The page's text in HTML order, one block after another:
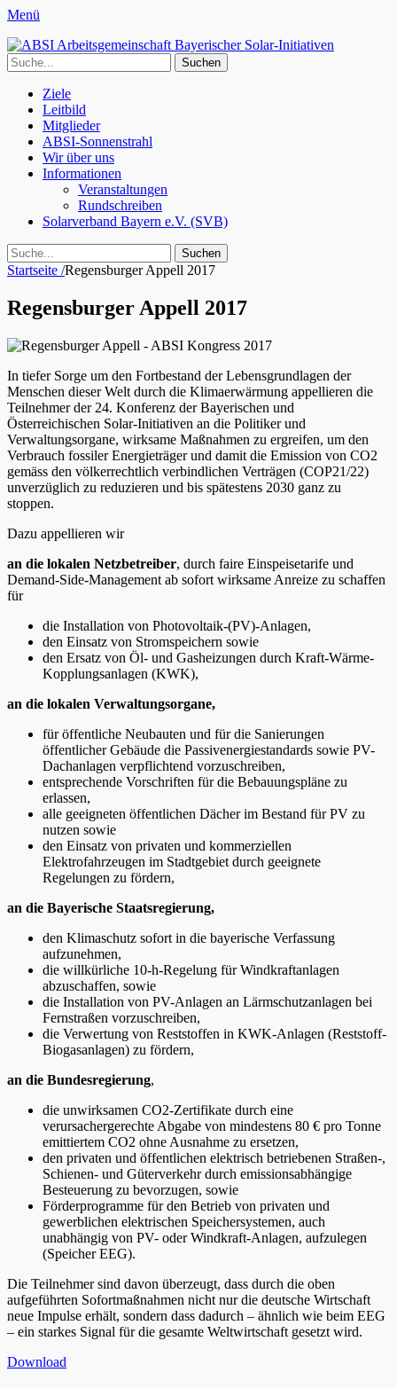
Menü
ABSI Arbeitsgemeinschaft Bayerischer Solar-Initiativen
100% Erneuerbare Energien
Suche
für:
Erstes
Menü
Zum
Inhalt:
Ziele
Leitbild
Mitglieder
ABSI-Sonnenstrahl
Wir über uns
Informationen
Veranstaltungen
Rundschreiben
Solarverband Bayern e.V. (SVB)
Search
Suche
für:
Startseite /Regensburger Appell 2017
Regensburger Appell 2017
In tiefer Sorge um den Fortbestand der Lebensgrundlagen der
Menschen dieser Welt durch die Klimaerwärmung appellieren die
Teilnehmer der 24. Konferenz der Bayerischen und
Österreichischen Solar-Initiativen an die Politiker und
Verwaltungsorgane, wirksame Maßnahmen zu ergreifen, um den
Verbrauch fossiler Energieträger und damit die Emission von CO2
gemäss den völkerrechtlich verbindlichen Verträgen (COP21/22)
unverzüglich zu reduzieren und bis spätestens 2030 ganz zu
stoppen.
Dazu appellieren wir
an die lokalen Netzbetreiber, durch faire Einspeisetarife und
Demand-Side-Management ab sofort wirksame Anreize zu schaffen
für
die Installation von Photovoltaik-(PV)-Anlagen,
den Einsatz von Stromspeichern sowie
den Ersatz von Öl- und Gasheizungen durch Kraft-Wärme-
Kopplungsanlagen (KWK),
an die lokalen Verwaltungsorgane,
für öffentliche Neubauten und für die Sanierungen
öffentlicher Gebäude die Passivenergiestandards sowie PV-
Dachanlagen verpflichtend vorzuschreiben,
entsprechende Vorschriften für die Bebauungspläne zu
erlassen,
alle geeigneten öffentlichen Dächer im Bestand für PV zu
nutzen sowie
den Einsatz von privaten und kommerziellen
Elektrofahrzeugen im Stadtgebiet durch geeignete
Regelungen zu fördern,
an die Bayerische Staatsregierung,
den Klimaschutz sofort in die bayerische Verfassung
aufzunehmen,
die willkürliche 10-h-Regelung für Windkraftanlagen
abzuschaffen, sowie
die Installation von PV-Anlagen an Lärmschutzanlagen bei
Fernstraßen vorzuschreiben,
die Verwertung von Reststoffen in KWK-Anlagen (Reststoff-
Biogasanlagen) zu fördern,
an die Bundesregierung,
die unwirksamen CO2-Zertifikate durch eine
verursachergerechte Abgabe von mindestens 80 € pro Tonne
emittiertem CO2 ohne Ausnahme zu ersetzen,
den privaten und öffentlichen elektrisch betriebenen Straßen-,
Schienen- und Güterverkehr durch emissionsabhängige
Besteuerung zu bevorzugen, sowie
Förderprogramme für den Betrieb von privaten und
gewerblichen elektrischen Speichersystemen, auch
unabhängig von PV- oder Windkraft-Anlagen, aufzulegen
(Speicher EEG).
Die Teilnehmer sind davon überzeugt, dass durch die oben
aufgeführten Sofortmaßnahmen nicht nur die deutsche Wirtschaft
neue Impulse erhält, sondern dass dadurch – ähnlich wie beim EEG
– ein starkes Signal für die gesamte Weltwirtschaft gesetzt wird.
Download